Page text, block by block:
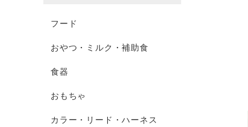
フード
おやつ・ミルク・補助食
食器
おもちゃ
カラー・リード・ハーネス